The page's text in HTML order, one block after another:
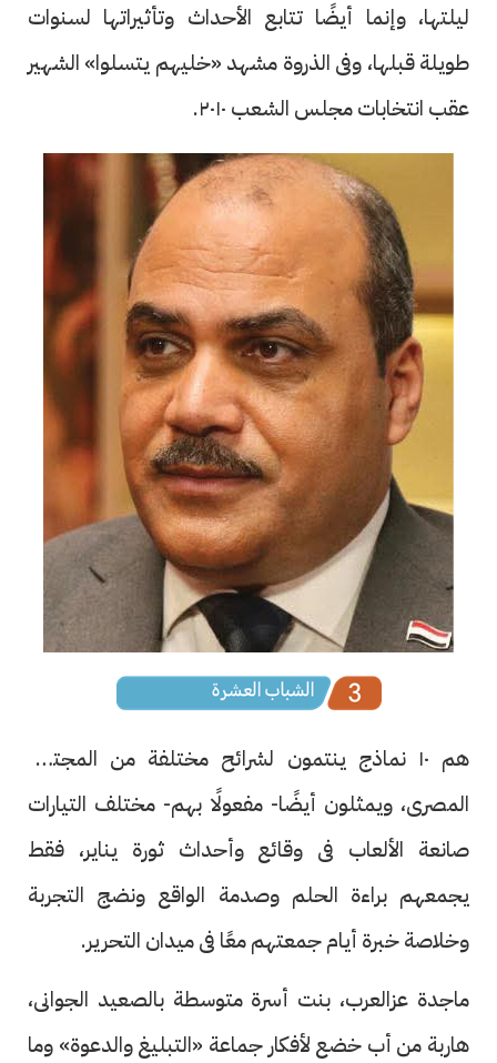
ليلتها، وإنما أيضًا تتابع الأحداث وتأثيراتها لسنوات
طويلة قبلها، وفى الذروة مشهد «خليهم يتسلوا» الشهير
عقب انتخابات مجلس الشعب ٢٠١٠.
هم ١٠ نماذج ينتمون لشرائح مختلفة من المجتمع
المصرى، ويمثلون أيضًا- مفعولًا بهم- مختلف التيارات
صانعة الألعاب فى وقائع وأحداث ثورة يناير، فقط
يجمعهم براءة الحلم وصدمة الواقع ونضج التجربة
وخلاصة خبرة أيام جمعتهم معًا فى ميدان التحرير.
ماجدة عزالعرب، بنت أسرة متوسطة بالصعيد الجوانى،
هاربة من أب خضع لأفكار جماعة «التبليغ والدعوة» وما